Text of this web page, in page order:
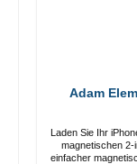
Adam
Laden Sie Ihr
magnetischen 2-in-1-
einfacher